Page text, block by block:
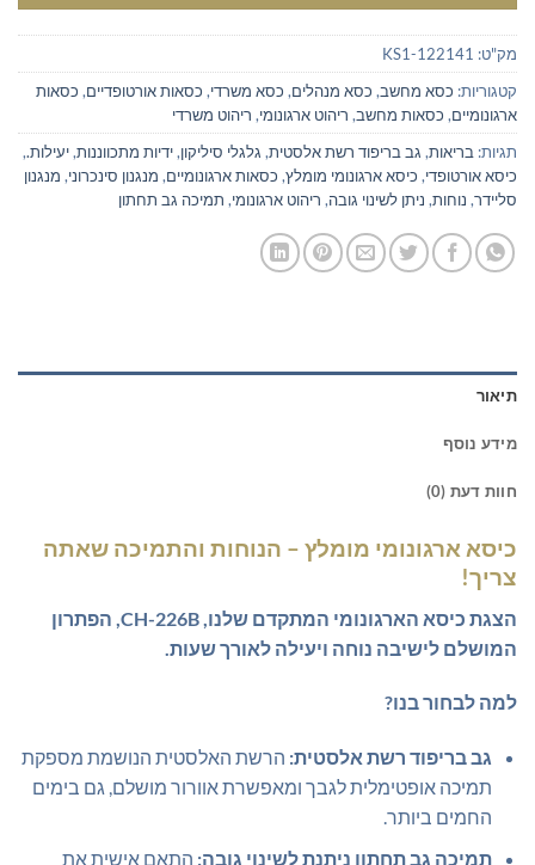
מק"ט: KS1-122141
קטגוריות: כסא מחשב, כסא מנהלים, כסא משרדי, כסאות אורטופדיים, כסאות
ארגונומיים, כסאות מחשב, ריהוט ארגונומי, ריהוט משרדי
תגיות: בריאות, גב בריפוד רשת אלסטית, גלגלי סיליקון,ידיות מתכווננות,יעילות.,
כיסא אורטופדי, כיסא ארגונומי מומלץ, כסאות ארגונומיים, מנגנון סינכרוני, מנגנון
סליידר, נוחות, ניתן לשינוי גובה, ריהוט ארגונומי, תמיכה גב תחתון
תיאור
מידע נוסף
חוות דעת (0)
כיסא ארגונומי מומלץ – הנוחות והתמיכה שאתה
צריך!
הצגת כיסא הארגונומי המתקדם שלנו, CH-226B, הפתרון
המושלם לישיבה נוחה ויעילה לאורך שעות.
למה לבחור בנו?
גב בריפוד רשת אלסטית: הרשת האלסטית הנושמת מספקת
תמיכה אופטימלית לגבך ומאפשרת אוורור מושלם, גם בימים
החמים ביותר.
תמיכה גב תחתון ניתנת לשינוי גובה: התאם אישית את